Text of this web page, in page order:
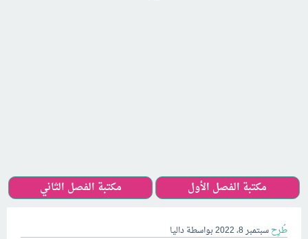
مكتبة الفصل الأول مكتبة الفصل الثاني
طُرِحسبتمبر 8، 2022 بواسطةداليا